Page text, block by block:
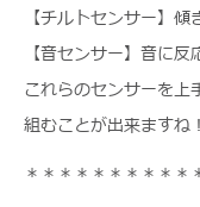
【チルトセンサー】傾
【音センサー】音に反
これらのセンサーを上
組むことが出来ますね！
＊＊＊＊＊＊＊＊＊＊